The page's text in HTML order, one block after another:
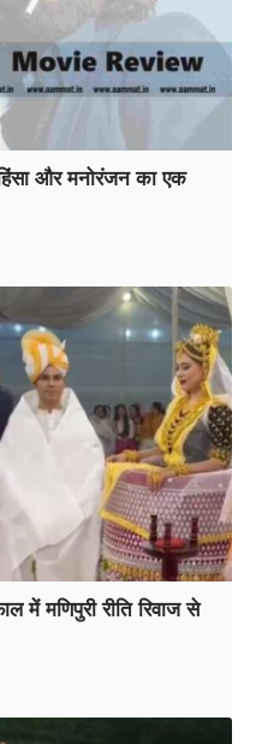
और मनोरंजन का एक
में मणिपुरी रीति रिवाज से